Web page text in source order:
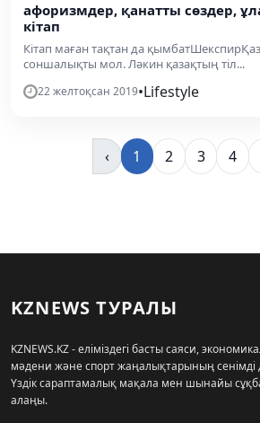
афоризмдер, қанатты сөздер,
кітап
Кітап маған тақтан да
соншалықты мол. Ләкин қазақтың тіл...
22 желтоқсан 2019•Lifestyle
‹ 1 2 3 4
KZNEWS ТУРАЛЫ
KZNEWS.KZ - еліміздегі басты саяси,
мәдени және спорт жаңалықтарының сенімді
Үздік сараптамалық мақала мен шынайы
алаңы.